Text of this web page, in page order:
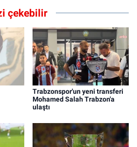
çekebilir
Trabzonspor'un yeni transferi
Mohamed Salah Trabzon'a
ulaştı